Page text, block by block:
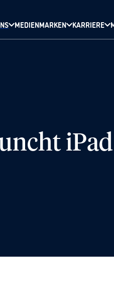
MEDIENMARKEN KARRIERE